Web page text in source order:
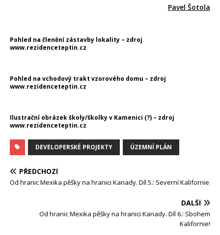
Pavel Šotola
Pohled na členění zástavby lokality – zdroj
www.rezidenceteptin.cz
Pohled na vchodový trakt vzorového domu – zdroj
www.rezidenceteptin.cz
Ilustrační obrázek školy/školky v Kamenici (?) – zdroj
www.rezidenceteptin.cz
DEVELOPERSKÉ PROJEKTY ÚZEMNÍ PLÁN
PŘEDCHOZÍ
Od hranic Mexika pěšky na hranici Kanady. Díl 5.: Severní Kalifornie
DALŠÍ
Od hranic Mexika pěšky na hranici Kanady. Díl 6.: Sbohem
Kalifornie!